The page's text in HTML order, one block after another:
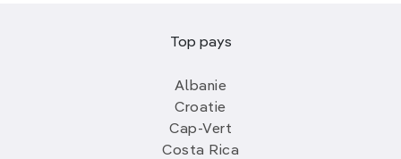
Top pays
Albanie
Croatie
Cap-Vert
Costa Rica